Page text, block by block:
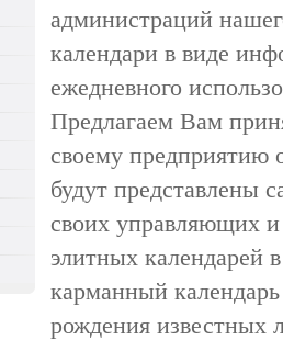
администраций
календари в виде
ежедневного
Предлагаем Вам
своему предприятию
будут представлены
своих управляющих
элитных календарей
карманный
рождения известных